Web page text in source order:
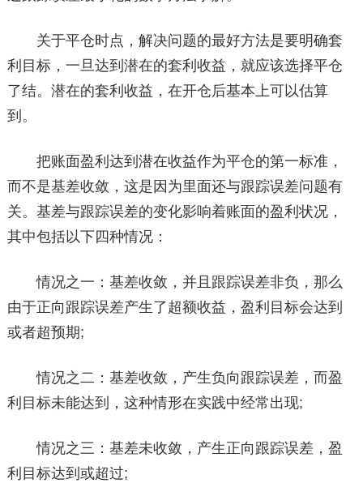
关于平仓时点，解决问题的最好方法是要明确套
利目标，一旦达到潜在的套利收益，就应该选择平仓
了结。潜在的套利收益，在开仓后基本上可以估算
到。
把账面盈利达到潜在收益作为平仓的第一标准，
而不是基差收敛，这是因为里面还与跟踪误差问题有
关。基差与跟踪误差的变化影响着账面的盈利状况，
其中包括以下四种情况：
情况之一：基差收敛，并且跟踪误差非负，那么
由于正向跟踪误差产生了超额收益，盈利目标会达到
或者超预期;
情况之二：基差收敛，产生负向跟踪误差，而盈
利目标未能达到，这种情形在实践中经常出现;
情况之三：基差未收敛，产生正向跟踪误差，盈
利目标达到或超过;